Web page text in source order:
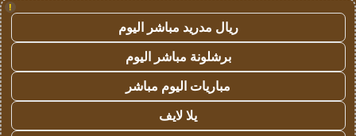
!
ريال مدريد مباشر اليوم
برشلونة مباشر اليوم
مباريات اليوم مباشر
يلا لايف